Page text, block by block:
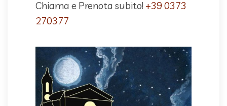
Chiama e Prenota subito! +39 0373
270377